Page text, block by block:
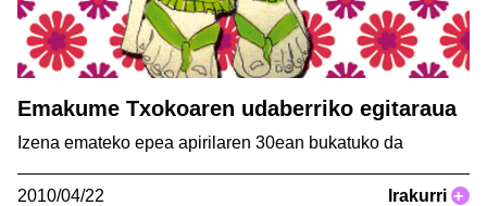
Emakume Txokoaren udaberriko egitaraua
Izena emateko epea apirilaren 30ean bukatuko da
2010/04/22 Irakurri +